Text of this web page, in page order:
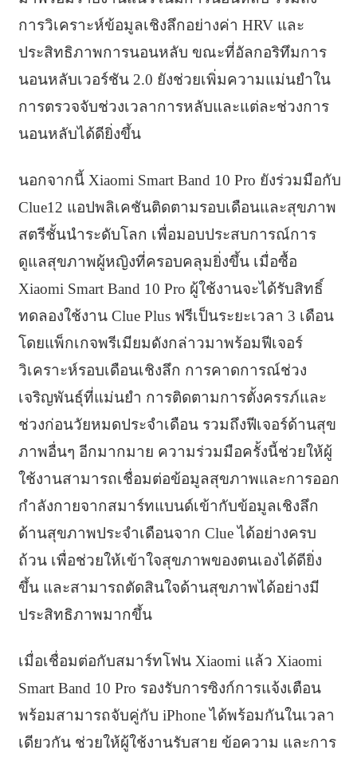
การวิเคราะห์ข้อมูลเชิงลึกอย่างค่า HRV และ
ประสิทธิภาพการนอนหลับ ขณะที่อัลกอริทึมการ
นอนหลับเวอร์ชัน 2.0 ยังช่วยเพิ่มความแม่นยำใน
การตรวจจับช่วงเวลาการหลับและแต่ละช่วงการ
นอนหลับได้ดียิ่งขึ้น
นอกจากนี้ Xiaomi Smart Band 10 Pro ยังร่วมมือกับ
Clue12 แอปพลิเคชันติดตามรอบเดือนและสุขภาพ
สตรีชั้นนำระดับโลก เพื่อมอบประสบการณ์การ
ดูแลสุขภาพผู้หญิงที่ครอบคลุมยิ่งขึ้น เมื่อซื้อ
Xiaomi Smart Band 10 Pro ผู้ใช้งานจะได้รับสิทธิ์
ทดลองใช้งาน Clue Plus ฟรีเป็นระยะเวลา 3 เดือน
โดยแพ็กเกจพรีเมียมดังกล่าวมาพร้อมฟีเจอร์
วิเคราะห์รอบเดือนเชิงลึก การคาดการณ์ช่วง
เจริญพันธุ์ที่แม่นยำ การติดตามการตั้งครรภ์และ
ช่วงก่อนวัยหมดประจำเดือน รวมถึงฟีเจอร์ด้านสุข
ภาพอื่นๆ อีกมากมาย ความร่วมมือครั้งนี้ช่วยให้ผู้
ใช้งานสามารถเชื่อมต่อข้อมูลสุขภาพและการออก
กำลังกายจากสมาร์ทแบนด์เข้ากับข้อมูลเชิงลึก
ด้านสุขภาพประจำเดือนจาก Clue ได้อย่างครบ
ถ้วน เพื่อช่วยให้เข้าใจสุขภาพของตนเองได้ดียิ่ง
ขึ้น และสามารถตัดสินใจด้านสุขภาพได้อย่างมี
ประสิทธิภาพมากขึ้น
เมื่อเชื่อมต่อกับสมาร์ทโฟน Xiaomi แล้ว Xiaomi
Smart Band 10 Pro รองรับการซิงก์การแจ้งเตือน
พร้อมสามารถจับคู่กับ iPhone ได้พร้อมกันในเวลา
เดียวกัน ช่วยให้ผู้ใช้งานรับสาย ข้อความ และการ